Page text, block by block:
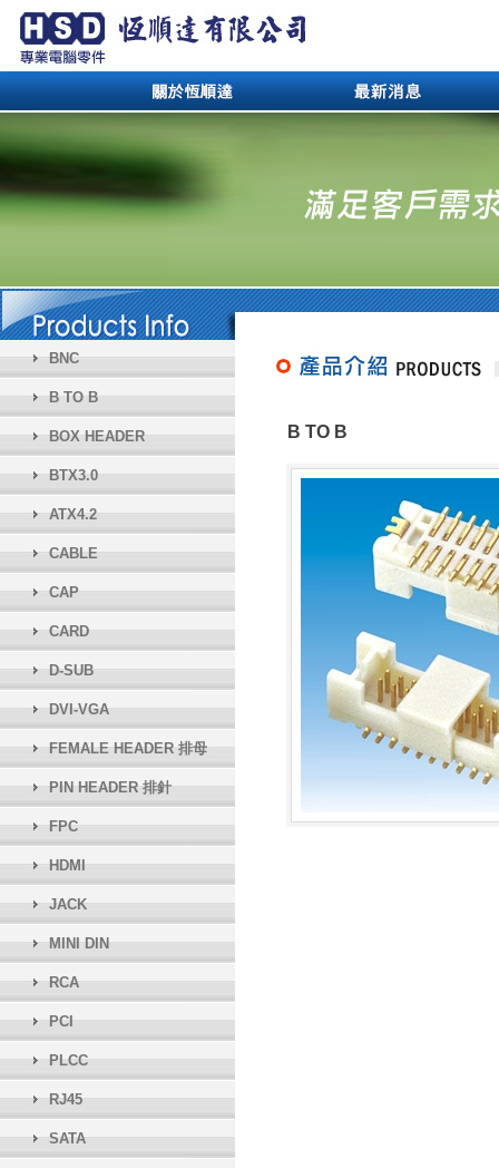
BNC
B TO B
BOX HEADER
BTX3.0
ATX4.2
CABLE
CAP
CARD
D-SUB
DVI-VGA
FEMALE HEADER 排母
PIN HEADER 排針
FPC
HDMI
JACK
MINI DIN
RCA
PCI
PLCC
RJ45
SATA
B TO B